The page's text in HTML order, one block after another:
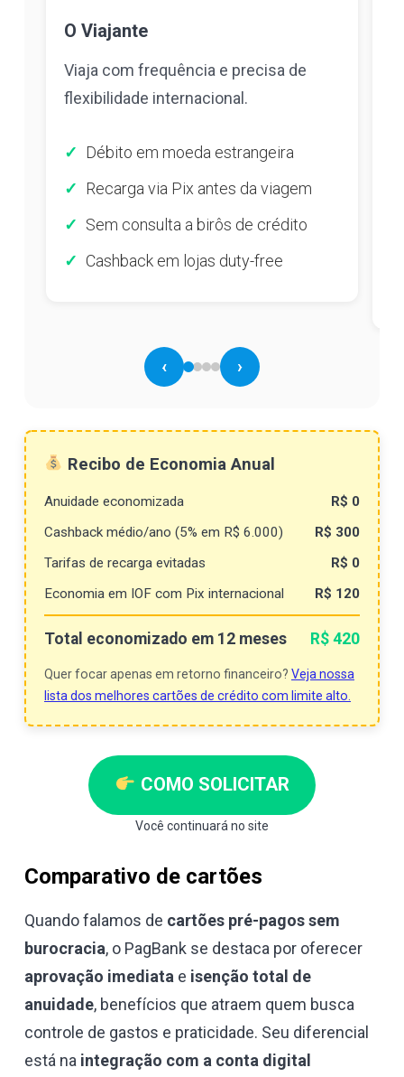
O Viajante
Viaja com frequência e precisa de
flexibilidade internacional.
Débito em moeda estrangeira
Recarga via Pix antes da viagem
Sem consulta a birôs de crédito
Cashback em lojas duty-free
‹ ›
Recibo de Economia Anual
Anuidade economizada
R$ 0
Cashback médio/ano (5% em R$ 6.000)
R$ 300
Tarifas de recarga evitadas
R$ 0
Economia em IOF com Pix internacional
R$ 120
Total economizado em 12 meses R$ 420
Quer focar apenas em retorno financeiro? Veja nossa
lista dos melhores cartões de crédito com limite alto.
COMO SOLICITAR
Você continuará no site
Comparativo de cartões
Quando falamos de cartões pré-pagos sem
burocracia, o PagBank se destaca por oferecer
aprovação imediata e isenção total de
anuidade, benefícios que atraem quem busca
controle de gastos e praticidade. Seu diferencial
está na integração com a conta digital